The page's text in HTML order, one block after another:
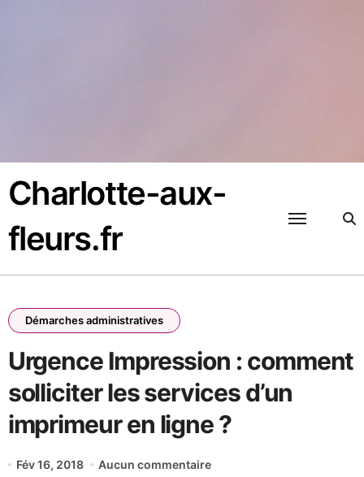
Charlotte-aux-
fleurs.fr
Démarches administratives
Urgence Impression : comment
solliciter les services d’un
imprimeur en ligne ?
Fév 16, 2018 Aucun commentaire